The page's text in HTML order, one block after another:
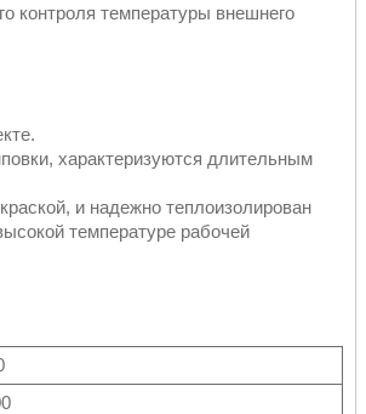
контроля температуры внешнего
характеризуются длительным
и надежно теплоизолирован
температуре рабочей